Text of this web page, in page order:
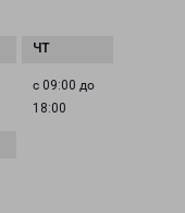
с 09:00 до
18:00